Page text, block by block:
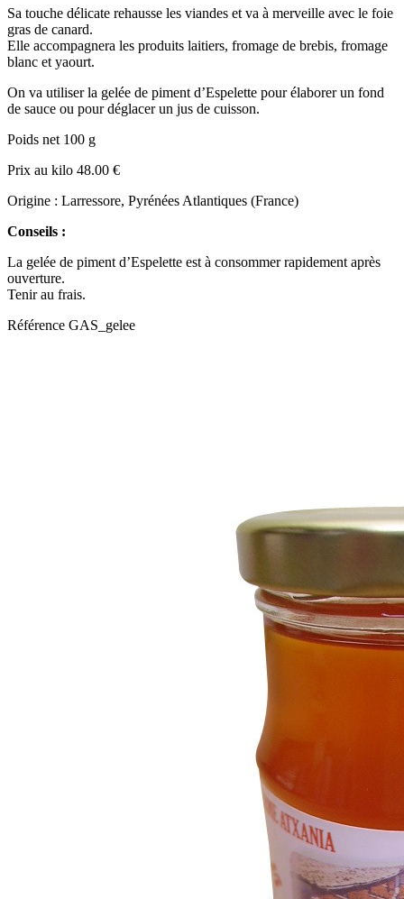
Sa touche délicate rehausse les viandes et va à merveille avec le foie
gras de canard.
Elle accompagnera les produits laitiers, fromage de brebis, fromage
blanc et yaourt.
On va utiliser la gelée de piment d’Espelette pour élaborer un fond
de sauce ou pour déglacer un jus de cuisson.
Poids net 100 g
Prix au kilo 48.00 €
Origine : Larressore, Pyrénées Atlantiques (France)
Conseils :
La gelée de piment d’Espelette est à consommer rapidement après
ouverture.
Tenir au frais.
Référence GAS_gelee